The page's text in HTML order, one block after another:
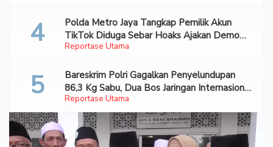
Reportase Utama
Polda Metro Jaya Tangkap Pemilik Akun
TikTok Diduga Sebar Hoaks Ajakan Demo
Turunkan Prabowo-Gibran
Reportase Utama
Bareskrim Polri Gagalkan Penyelundupan
86,3 Kg Sabu, Dua Bos Jaringan Internasional
Diburu